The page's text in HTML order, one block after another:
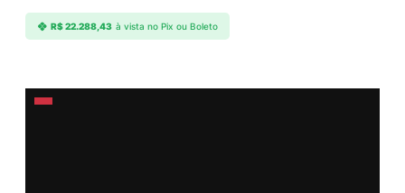
R$22.288,43 à vista no Pix ou Boleto